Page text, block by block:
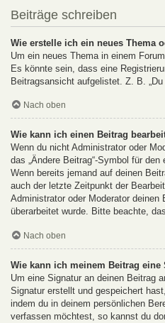
Beiträge schreiben
Wie erstelle ich ein neues Thema
Um ein neues Thema in einem
Es könnte sein, dass eine
Beitragsansicht aufgelistet. Z. B.
Nach oben
Wie kann ich einen Beitrag
Wenn du nicht Administrator oder
das „Ändere Beitrag“-Symbol für
Wenn bereits jemand auf deinen
auch der letzte Zeitpunkt der
Administrator oder Moderator
überarbeitet wurde. Bitte beachte,
Nach oben
Wie kann ich meinem Beitrag eine
Um eine Signatur an deinen Beitrag
Signatur erstellt und gespeichert
indem du in deinem persönlichen
verfassen möchtest, so kannst du